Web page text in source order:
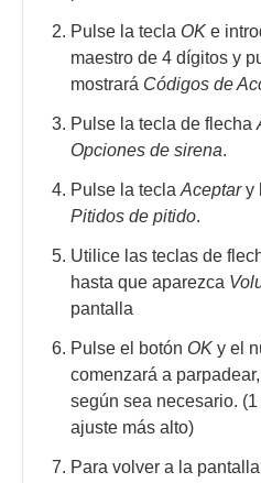
Pulse la tecla OK e
maestro de 4 dígitos y
mostrará Códigos de
Pulse la tecla de flecha
Opciones de sirena.
Pulse la teclaAceptary
Pitidos de pitido.
Utilice las teclas de
hasta que aparezca
pantalla
Pulse el botón OK y el
comenzará a
según sea necesario.
ajuste más alto)
Para volver a la